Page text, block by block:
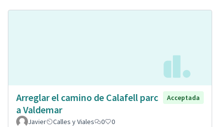
Arreglar el camino de Calafell parc
a Valdemar
Acceptada
Javier Calles y Viales 0 0